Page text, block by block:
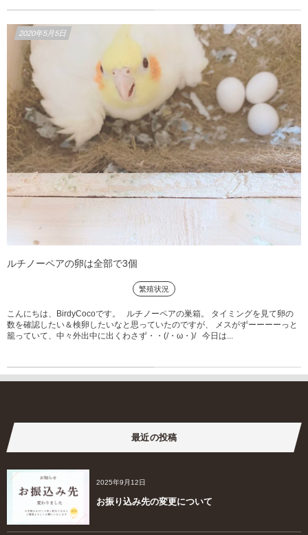
2020年5月5日
ルチノーペアの卵は全部で3個
繁殖状況
こんにちは、BirdyCocoです。 ルチノーペアの巣箱。 タイミングを見て卵の
数を確認したい＆検卵したいなと思っていたのですが、 メスがずーーーーっと
籠っていて、中々外出中に出くわさず・・(/・ω・)/ 今日は...
最近の投稿
2025年9月12日
お振り込み先の変更について